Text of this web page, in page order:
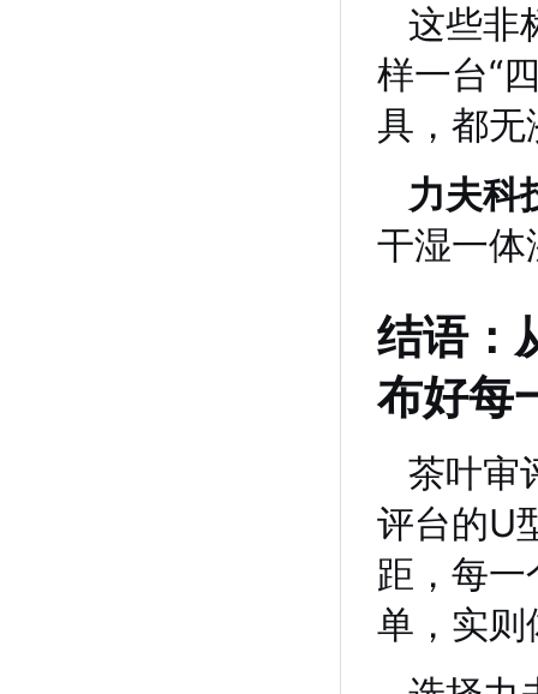
这些非
样一台“
具，都
力夫科
干湿一体
结语：
布好每
茶叶审
评台的U
距，每
单，实则